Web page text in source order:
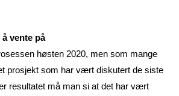
vente på
høsten 2020, men som mange
prosjekt som har vært diskutert de siste
resultatet må man si at det har vært